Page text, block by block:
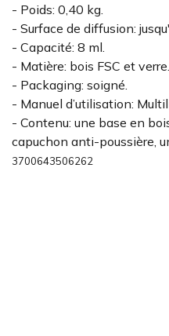
- Poids: 0,40 kg.
- Surface de diffusion:
- Capacité: 8 ml.
- Matière: bois FSC et verre.
- Packaging: soigné.
- Manuel d’utilisation:
- Contenu: une base en
capuchon anti-poussière,
3700643506262